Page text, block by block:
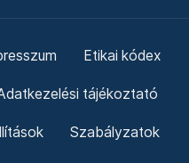
Etikai kódex
tájékoztató
Szabályzatok